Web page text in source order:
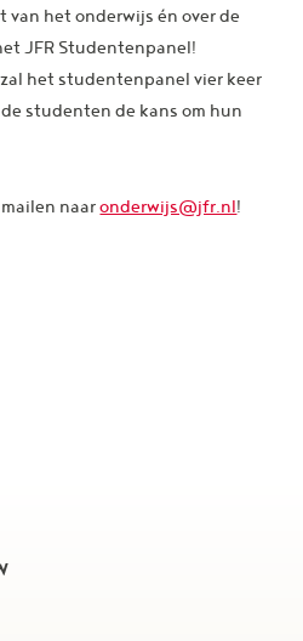
het onderwijs én over de
JFR Studentenpanel!
het studentenpanel vier keer
studenten de kans om hun
mailen naaronderwijs@jfr.nl!